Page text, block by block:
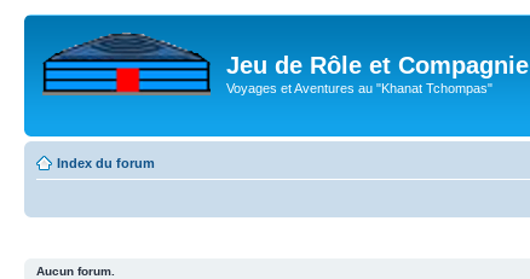
Jeu de Rôle et Compagnie
Voyages et Aventures au "Khanat Tchompas"
Index du forum
Aucun forum.